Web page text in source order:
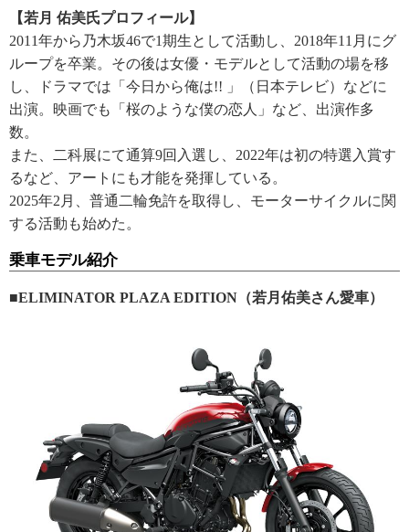
【若月 佑美氏プロフィール】
2011年から乃木坂46で1期生として活動し、2018年11月にグ
ループを卒業。その後は女優・モデルとして活動の場を移
し、ドラマでは「今日から俺は!! 」（日本テレビ）などに
出演。映画でも「桜のような僕の恋人」など、出演作多
数。
また、二科展にて通算9回入選し、2022年は初の特選入賞す
るなど、アートにも才能を発揮している。
2025年2月、普通二輪免許を取得し、モーターサイクルに関
する活動も始めた。
乗車モデル紹介
■ELIMINATOR PLAZA EDITION（若月佑美さん愛車）